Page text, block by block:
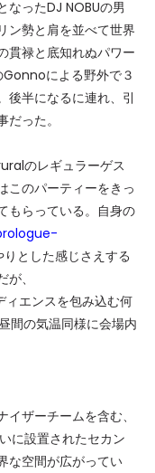
なったDJ NOBUの男
ン勢と肩を並べて世界
貫禄と底知れぬパワー
による野外で３
後半になるに連れ、引
った。
のレギュラーゲス
このパーティーをきっ
もらっている。自身の
とした感じさえする
、
エンスを包み込む何
間の気温同様に会場内
ザーチームを含む、
に設置されたセカン
な空間が広がってい